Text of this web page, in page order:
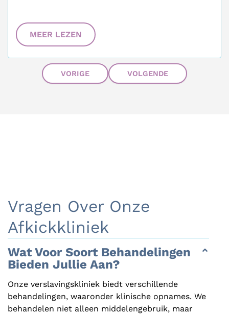
MEER LEZEN
VORIGE VOLGENDE
Vragen Over Onze
Afkickkliniek
Wat Voor Soort Behandelingen
Bieden Jullie Aan?
Onze verslavingskliniek biedt verschillende
behandelingen, waaronder klinische opnames. We
behandelen niet alleen middelengebruik, maar